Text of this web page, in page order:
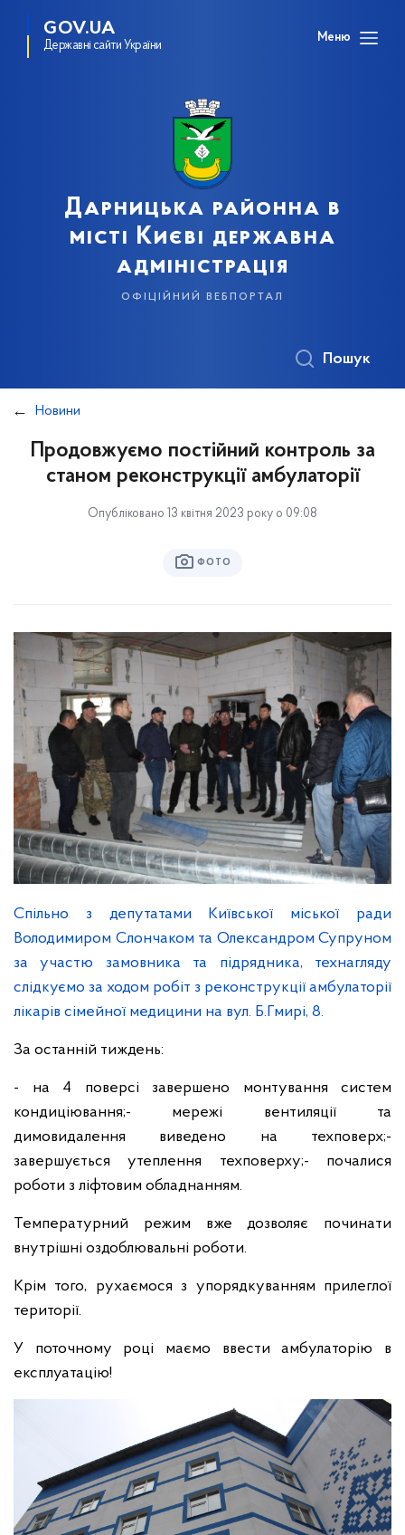
GOV.UA
Державні сайти України
Меню
Дарницька районна в
місті Києві державна
адміністрація
офіційний вебпортал
Пошук
Новини
Продовжуємо постійний контроль за
станом реконструкції амбулаторії
Опубліковано 13 квітня 2023 року о 09:08
ФОТО
Спільно з депутатами Київської міської ради
Володимиром Слончаком та Олександром Супруном
за участю замовника та підрядника, технагляду
слідкуємо за ходом робіт з реконструкції амбулаторії
лікарів сімейної медицини на вул. Б.Гмирі, 8.
За останній тиждень:
- на 4 поверсі завершено монтування систем
кондиціювання;- мережі вентиляції та
димовидалення виведено на техповерх;-
завершується утеплення техповерху;- почалися
роботи з ліфтовим обладнанням.
Температурний режим вже дозволяє починати
внутрішні оздоблювальні роботи.
Крім того, рухаємося з упорядкуванням прилеглої
території.
У поточному році маємо ввести амбулаторію в
експлуатацію!